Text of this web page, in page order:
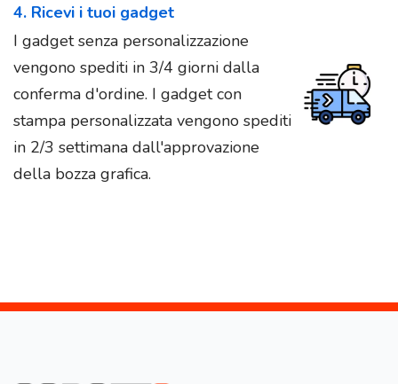
4. Ricevi i tuoi gadget
I gadget senza personalizzazione
vengono spediti in 3/4 giorni dalla
conferma d'ordine. I gadget con
stampa personalizzata vengono spediti
in 2/3 settimana dall'approvazione
della bozza grafica.